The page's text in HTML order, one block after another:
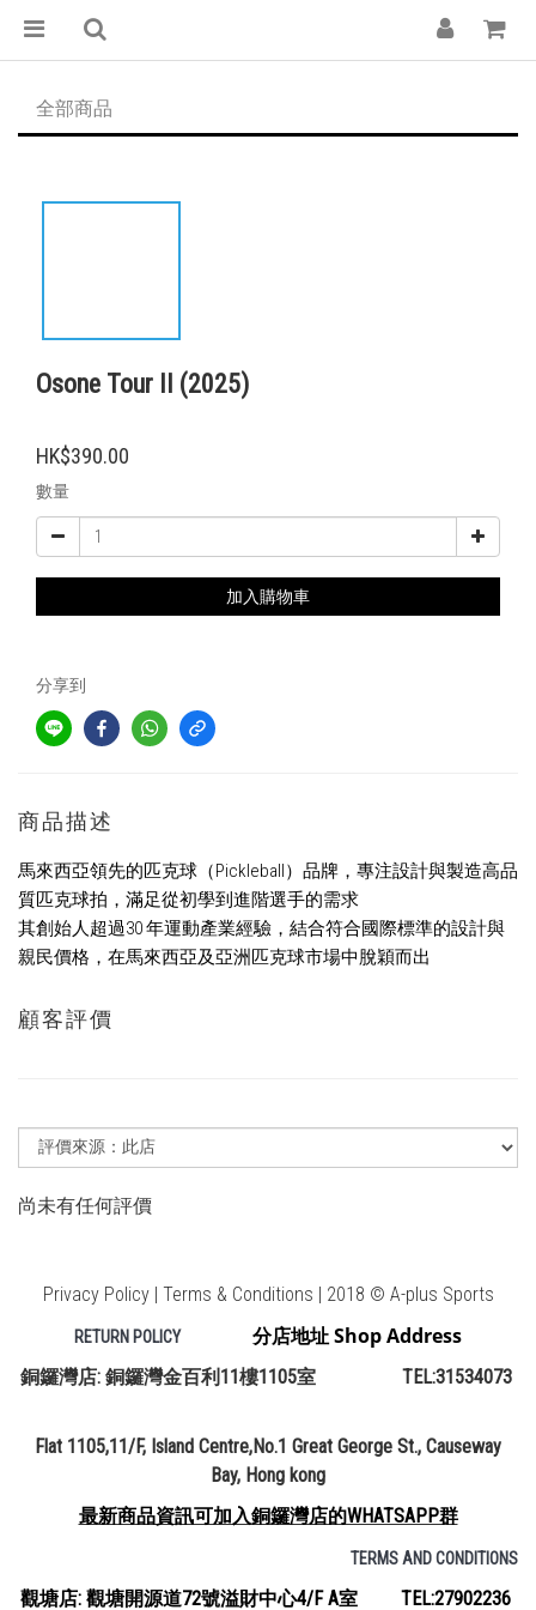
全部商品
Osone Tour II (2025)
HK$390.00
數量
加入購物車
分享到
商品描述
馬來西亞領先的匹克球（Pickleball）品牌，專注設計與製造高品
質匹克球拍，滿足從初學到進階選手的需求
其創始人超過30 年運動產業經驗，結合符合國際標準的設計與
親民價格，在馬來西亞及亞洲匹克球市場中脫穎而出
顧客評價
尚未有任何評價
Privacy Policy | Terms & Conditions | 2018 © A-plus Sports
RETURN POLICY 分店地址 Shop Address
銅鑼灣店: 銅鑼灣金百利11樓1105室 TEL:31534073
Flat 1105,11/F, Island Centre,No.1 Great George St., Causeway
Bay, Hong kong
最新商品資訊可加入銅鑼灣店的WHATSAPP群
TERMS AND CONDITIONS
觀塘店: 觀塘開源道72號溢財中心4/F A室 TEL:27902236